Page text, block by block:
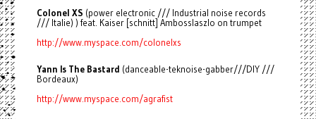
Colonel XS (power electronic /// Industrial noise records
/// Italie) ) feat. Kaiser [schnitt] Ambosslaszlo on trumpet
http://www.myspace.com/colonelxs
Yann Is The Bastard (danceable-teknoise-gabber///DIY ///
Bordeaux)
http://www.myspace.com/agrafist